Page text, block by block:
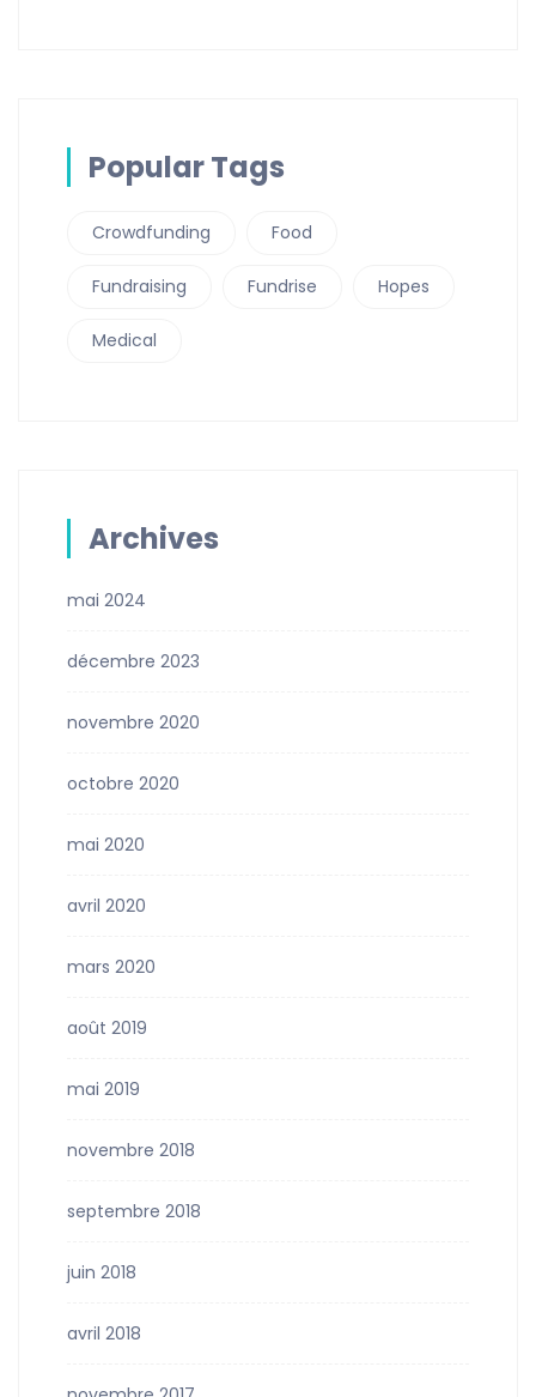
Popular Tags
Crowdfunding Food
Fundraising Fundrise Hopes
Medical
Archives
mai 2024
décembre 2023
novembre 2020
octobre 2020
mai 2020
avril 2020
mars 2020
août 2019
mai 2019
novembre 2018
septembre 2018
juin 2018
avril 2018